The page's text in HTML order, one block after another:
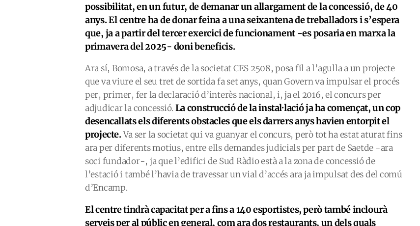
possibilitat, en un futur, de demanar un allargament de la concessió, de 40
anys. El centre ha de donar feina a una seixantena de treballadors i s’espera
que, ja a partir del tercer exercici de funcionament -es posaria en marxa la
primavera del 2025- doni beneficis.
Ara sí, Bomosa, a través de la societat CES 2508, posa fil a l’agulla a un projecte
que va viure el seu tret de sortida fa set anys, quan Govern va impulsar el procés
per, primer, fer la declaració d’interès nacional, i, ja el 2016, el concurs per
adjudicar la concessió. La construcció de la instal·lació ja ha començat, un cop
desencallats els diferents obstacles que els darrers anys havien entorpit el
projecte.Va ser la societat qui va guanyar el concurs, però tot ha estat aturat fins
ara per diferents motius, entre ells demandes judicials per part de Saetde -ara
soci fundador-, ja que l’edifici de Sud Ràdio està a la zona de concessió de
l’estació i també l’havia de travessar un vial d’accés ara ja impulsat des del comú
d’Encamp.
El centre tindrà capacitat per a fins a 140 esportistes, però també inclourà
serveis per al públic en general, com ara dos restaurants, un dels quals